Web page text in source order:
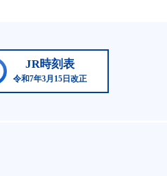
JR時刻表
令和7年3月15日改正